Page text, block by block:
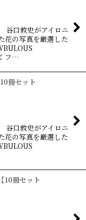
口敦史がアイロニ
花の写真を厳選した
フ…
冊セット
口敦史がアイロニ
花の写真を厳選した
冊セット